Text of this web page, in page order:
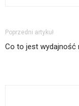
Poprzedni artykuł
Co to jest wydajność